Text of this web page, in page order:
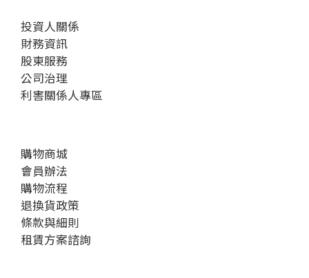
投資人關係
財務資訊
股東服務
公司治理
利害關係人專區
購物商城
會員辦法
購物流程
退換貨政策
條款與細則
租賃方案諮詢